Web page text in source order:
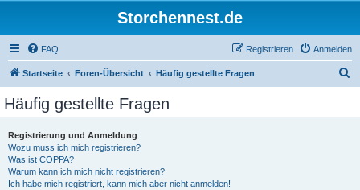
Storchennest.de
FAQ Anmelden
Registrieren
Startseite Foren-Übersicht Häufig gestellte Fragen
Häufig gestellte Fragen
Registrierung und Anmeldung
Wozu muss ich mich registrieren?
Was ist COPPA?
Warum kann ich mich nicht registrieren?
Ich habe mich registriert, kann mich aber nicht anmelden!